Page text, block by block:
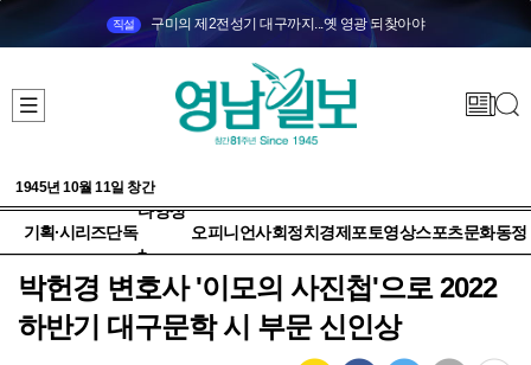
직설 구미의 제2전성기 대구까지...옛 영광 되찾아야
1945년 10월 11일 창간
기획·시리즈단독
다양성
+
오피니언사회정치 경제 포토영상스포츠문화동정
박헌경 변호사 '이모의 사진첩'으로 2022
하반기 대구문학 시 부문 신인상